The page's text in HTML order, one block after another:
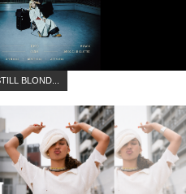
BLOND...